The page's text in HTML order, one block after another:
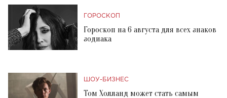
ГОРОСКОП
Гороскоп на 6 августа для всех знаков
зодиака
ШОУ-БИЗНЕС
Том Холланд может стать самым